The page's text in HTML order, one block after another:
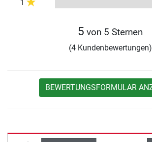
1
5 von 5 Sternen
(4 Kundenbewertungen)
BEWERTUNGSFORMULAR